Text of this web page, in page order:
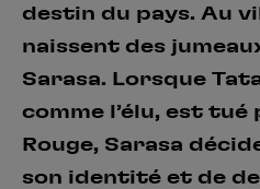
destin du pays. Au
naissent des
Sarasa. Lorsque
comme l’élu, est
Rouge, Sarasa
son identité et de